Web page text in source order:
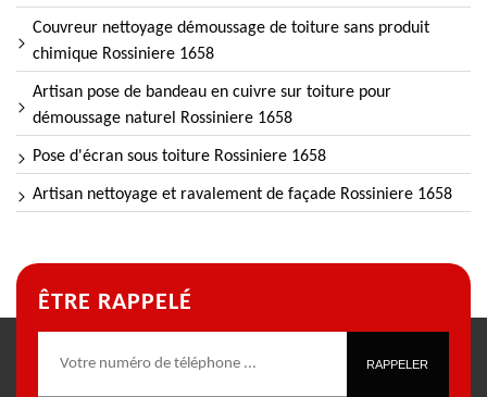
Couvreur nettoyage démoussage de toiture sans produit
chimique Rossiniere 1658
Artisan pose de bandeau en cuivre sur toiture pour
démoussage naturel Rossiniere 1658
Pose d'écran sous toiture Rossiniere 1658
Artisan nettoyage et ravalement de façade Rossiniere 1658
ÊTRE RAPPELÉ